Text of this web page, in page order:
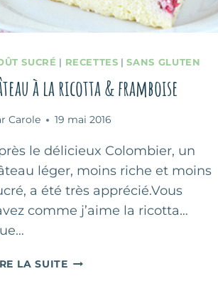
SUCRÉ | RECETTES |SANS GLUTEN
à la ricotta & framboise
Carole 19 mai 2016
le délicieux Colombier, un
léger, moins riche et moins
a été très apprécié.Vous
comme j’aime la ricotta…
LA SUITEGÂTEAU